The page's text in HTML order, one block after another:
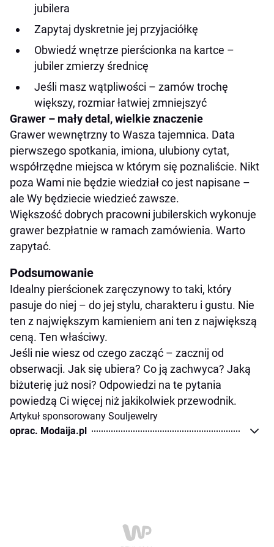
jubilera
Zapytaj dyskretnie jej przyjaciółkę
Obwiedź wnętrze pierścionka na kartce –
jubiler zmierzy średnicę
Jeśli masz wątpliwości – zamów trochę
większy, rozmiar łatwiej zmniejszyć
Grawer – mały detal, wielkie znaczenie
Grawer wewnętrzny to Wasza tajemnica. Data
pierwszego spotkania, imiona, ulubiony cytat,
współrzędne miejsca w którym się poznaliście. Nikt
poza Wami nie będzie wiedział co jest napisane –
ale Wy będziecie wiedzieć zawsze.
Większość dobrych pracowni jubilerskich wykonuje
grawer bezpłatnie w ramach zamówienia. Warto
zapytać.
Podsumowanie
Idealny pierścionek zaręczynowy to taki, który
pasuje do niej – do jej stylu, charakteru i gustu. Nie
ten z największym kamieniem ani ten z największą
ceną. Ten właściwy.
Jeśli nie wiesz od czego zacząć – zacznij od
obserwacji. Jak się ubiera? Co ją zachwyca? Jaką
biżuterię już nosi? Odpowiedzi na te pytania
powiedzą Ci więcej niż jakikolwiek przewodnik.
Artykuł sponsorowany Souljewelry
oprac. Modaija.pl